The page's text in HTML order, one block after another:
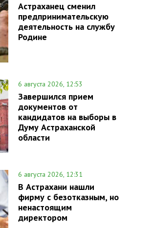
Астраханец сменил
предпринимательскую
деятельность на службу
Родине
6 августа 2026, 12:53
Завершился прием
документов от
кандидатов на выборы в
Думу Астраханской
области
6 августа 2026, 12:31
В Астрахани нашли
фирму с безотказным, но
ненастоящим
директором